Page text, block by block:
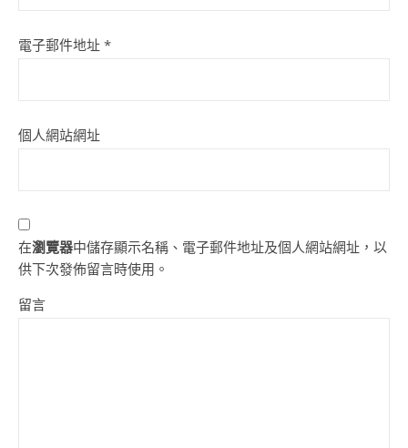
電子郵件地址 *
個人網站網址
在瀏覽器中儲存顯示名稱、電子郵件地址及個人網站網址，以
供下次發佈留言時使用。
留言